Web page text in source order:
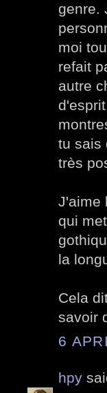
genre.
moi
refait
autre
tu sais
très
J'aime
qui
la
Cela
savoir
6
hpy